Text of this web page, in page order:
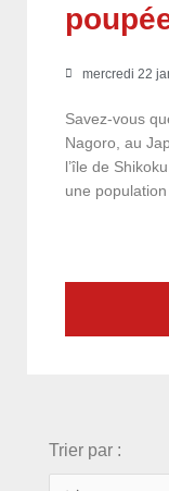
mercredi 22
Savez-vous
Nagoro, au
l’île de
une
Trier par :